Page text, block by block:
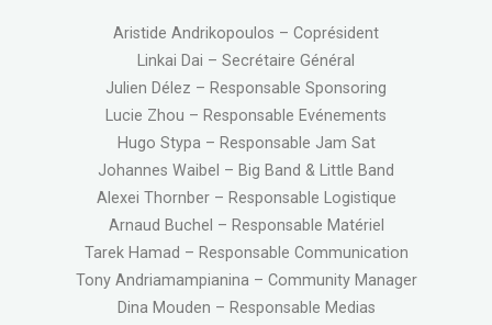
Aristide Andrikopoulos – Coprésident
Linkai Dai – Secrétaire Général
Julien Délez – Responsable Sponsoring
Lucie Zhou – Responsable Evénements
Hugo Stypa – Responsable Jam Sat
Johannes Waibel – Big Band & Little Band
Alexei Thornber – Responsable Logistique
Arnaud Buchel – Responsable Matériel
Tarek Hamad – Responsable Communication
Tony Andriamampianina – Community Manager
Dina Mouden – Responsable Medias